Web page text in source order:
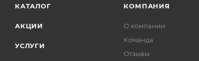
КАТАЛОГ
АКЦИИ
УСЛУГИ
КОМПАНИЯ
О компании
Команда
Отзывы